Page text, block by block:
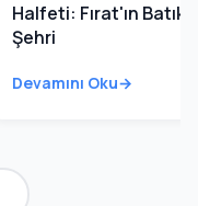
Halfeti: Fırat'ın Batık
Şehri
Devamını Oku